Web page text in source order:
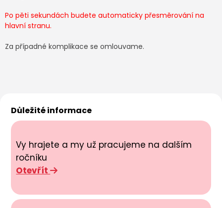
Po pěti sekundách budete automaticky přesměrování na
hlavní stranu.
Za případné komplikace se omlouvame.
Důležité informace
Vy hrajete a my už pracujeme na dalším
ročníku
Otevřít